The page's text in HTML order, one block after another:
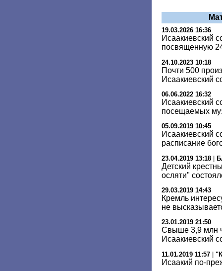
19.03.2026 16:36
Исаакиевский
посвященную
24.10.2023 10:18
Почти 500
Исаакиевский
06.06.2022 16:32
Исаакиевский
посещаемых
05.09.2019 10:45
Исаакиевский
расписание
23.04.2019 13:18 |
Детский
осляти"
29.03.2019 14:43
Кремль
не
23.01.2019 21:50
Свыше 3,9 млн
Исаакиевский
11.01.2019 11:57 |
Исаакий по-